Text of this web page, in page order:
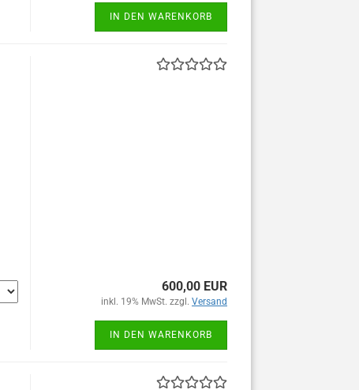
IN DEN WARENKORB
600,00 EUR
inkl. 19% MwSt. zzgl. Versand
IN DEN WARENKORB